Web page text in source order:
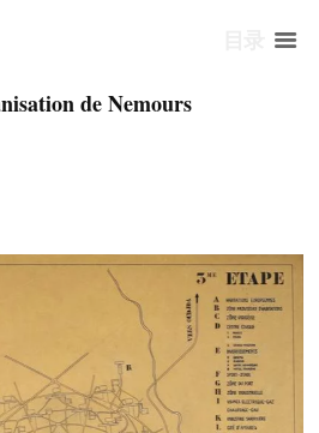
de Nemours